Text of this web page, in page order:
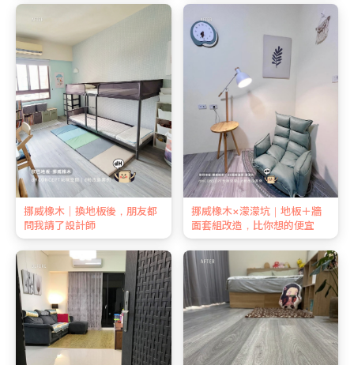
挪威橡木｜換地板後，朋友都
問我請了設計師
挪威橡木×濛濛坑｜地板＋牆
面套組改造，比你想的便宜